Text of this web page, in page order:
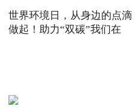
世界环境日，从身边的点滴
做起！助力“双碳”我们在